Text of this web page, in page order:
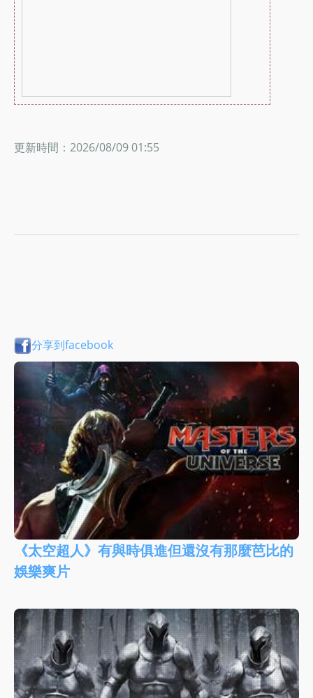
更新時間：2026/08/09 01:55
分享到facebook
《太空超人》有與時俱進但還沒有那麼芭比的
娛樂爽片